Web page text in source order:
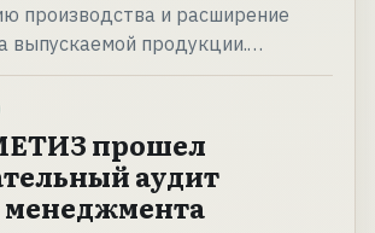
производства и расширение
выпускаемой продукции.…
прошел
аудит
менеджмента